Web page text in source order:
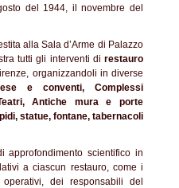
del 1944, il novembre del
alla Sala d’Arme di Palazzo
tutti gli interventi di restauro
organizzandoli in diverse
e conventi, Complessi
Antiche mura e porte
statue, fontane, tabernacoli
approfondimento scientifico in
a ciascun restauro, come i
dei responsabili del